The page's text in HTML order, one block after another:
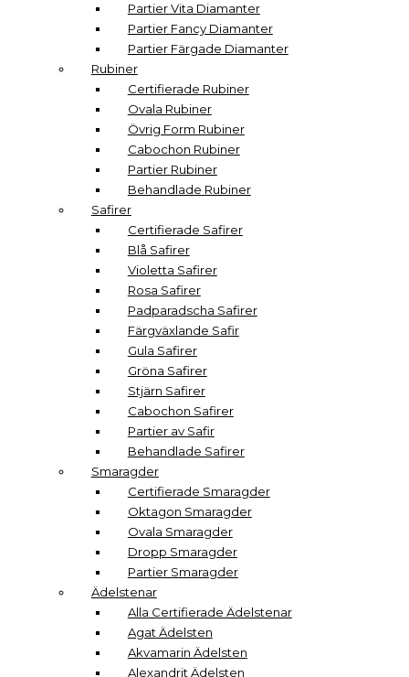
Partier Vita Diamanter
Partier Fancy Diamanter
Partier Färgade Diamanter
Rubiner
Certifierade Rubiner
Ovala Rubiner
Övrig Form Rubiner
Cabochon Rubiner
Partier Rubiner
Behandlade Rubiner
Safirer
Certifierade Safirer
Blå Safirer
Violetta Safirer
Rosa Safirer
Padparadscha Safirer
Färgväxlande Safir
Gula Safirer
Gröna Safirer
Stjärn Safirer
Cabochon Safirer
Partier av Safir
Behandlade Safirer
Smaragder
Certifierade Smaragder
Oktagon Smaragder
Ovala Smaragder
Dropp Smaragder
Partier Smaragder
Ädelstenar
Alla Certifierade Ädelstenar
Agat Ädelsten
Akvamarin Ädelsten
Alexandrit Ädelsten